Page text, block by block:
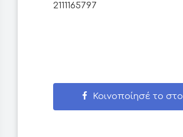
2111165797
Κοινοποίησέ το στο